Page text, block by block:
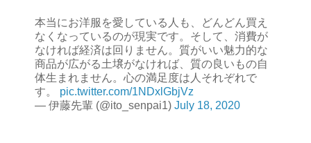
本当にお洋服を愛している人も、どんどん買え
なくなっているのが現実です。そして、消費が
なければ経済は回りません。質がいい魅力的な
商品が広がる土壌がなければ、質の良いもの自
体生まれません。心の満足度は人それぞれで
す。 pic.twitter.com/1NDxlGbjVz
— 伊藤先輩 (@ito_senpai1) July 18, 2020